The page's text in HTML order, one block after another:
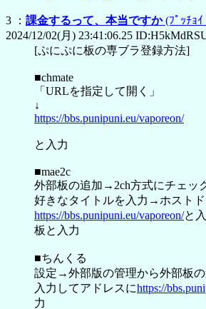
3 ： 課金するって、本当ですか(ﾌﾟｯﾁｮ
2024/12/02(月) 23:41:06.25
[ぷにぷに板の専ブラ登録方法]
■chmate
「URLを指定して開く」
↓
https://bbs.punipuni.eu/vaporeon/
と入力
■mae2c
外部板の追加→2ch方式にチェッ
好きなタイトルを入力→ホスト
https://bbs.punipuni.eu/vaporeon/と
板と入力
■ちんくる
設定→外部版の管理から外部板
入力してアドレスにhttps://
力